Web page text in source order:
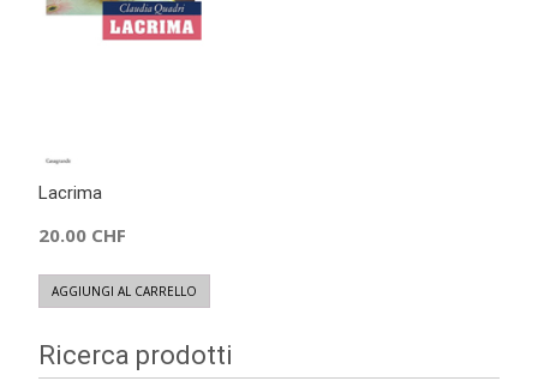
Lacrima
20.00 CHF
AGGIUNGI AL CARRELLO
Ricerca prodotti